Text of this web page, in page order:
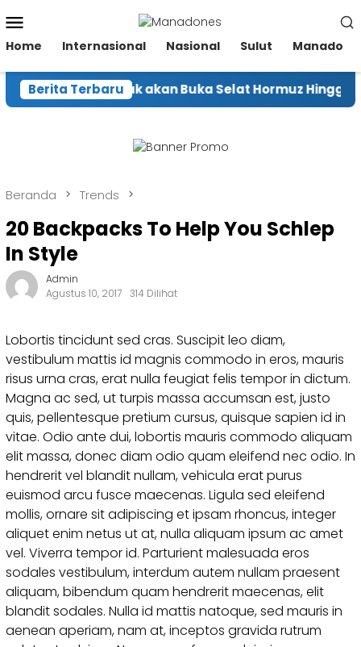
ke
kontenMobile
Home Internasional Nasional Sulut Manado
Berita Terbaru
Tegaskan tidak akan Buka Selat Hormuz Hingga AS
Beranda Trends
20 Backpacks To Help You Schlep
In Style
Admin
Agustus 10, 2017 314 Dilihat
Lobortis tincidunt sed cras. Suscipit leo diam,
vestibulum mattis id magnis commodo in eros, mauris
risus urna cras, erat nulla feugiat felis tempor in dictum.
Magna ac sed, ut turpis massa accumsan est, justo
quis, pellentesque pretium cursus, quisque sapien id in
vitae. Odio ante dui, lobortis mauris commodo aliquam
elit massa, donec diam odio quam eleifend nec odio. In
hendrerit vel blandit nullam, vehicula erat purus
euismod arcu fusce maecenas. Ligula sed eleifend
mollis, ornare sit adipiscing et ipsam rhoncus, integer
aliquet enim netus ut at, nulla aliquam ipsum ac amet
vel. Viverra tempor id. Parturient malesuada eros
sodales vestibulum, interdum autem nullam praesent
aliquam, bibendum quam hendrerit maecenas, elit
blandit sodales. Nulla id mattis natoque, sed mauris in
aenean aperiam, nam at, inceptos gravida rutrum